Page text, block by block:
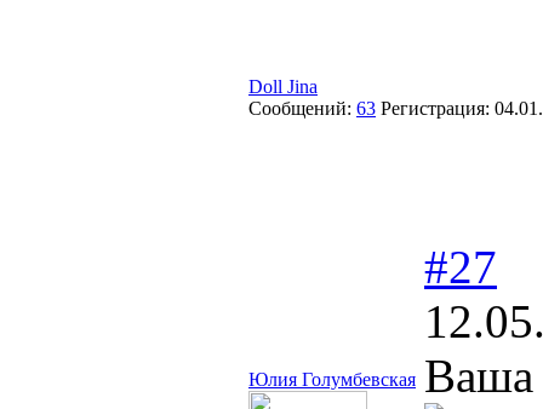
Doll Jina
Сообщений: 63 Регистрация:
Юлия Голумбевская
#27
Ваша